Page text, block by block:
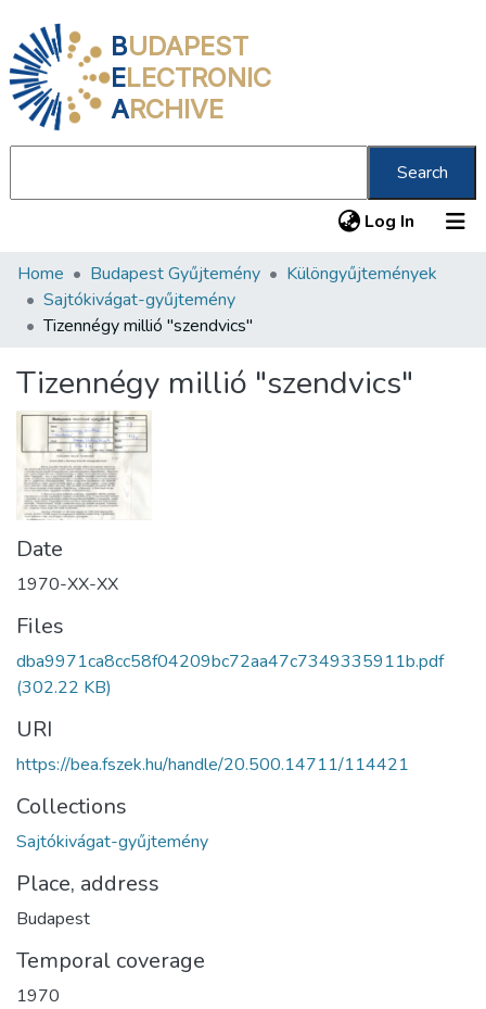
BUDAPEST
ELECTRONIC
ARCHIVE
Search
Log In (current)
Communities & Collections
All of DSpace
Home Budapest Gyűjtemény
Különgyűjtemények
Sajtókivágat-gyűjtemény
Tizennégy millió "szendvics"
Tizennégy millió "szendvics"
Date
1970-XX-XX
Files
dba9971ca8cc58f04209bc72aa47c7349335911b.pdf
(302.22 KB)
URI
https://bea.fszek.hu/handle/20.500.14711/114421
Collections
Sajtókivágat-gyűjtemény
Place, address
Budapest
Temporal coverage
1970